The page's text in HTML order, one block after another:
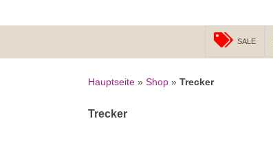
SALE
Hauptseite» Shop» Trecker
Trecker